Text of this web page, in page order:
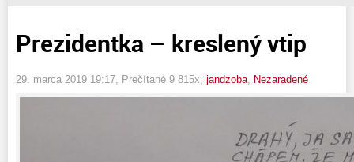
Prezidentka – kreslený vtip
29. marca 2019 19:17 , Prečítané 9 815x, jandzoba Nezaradené